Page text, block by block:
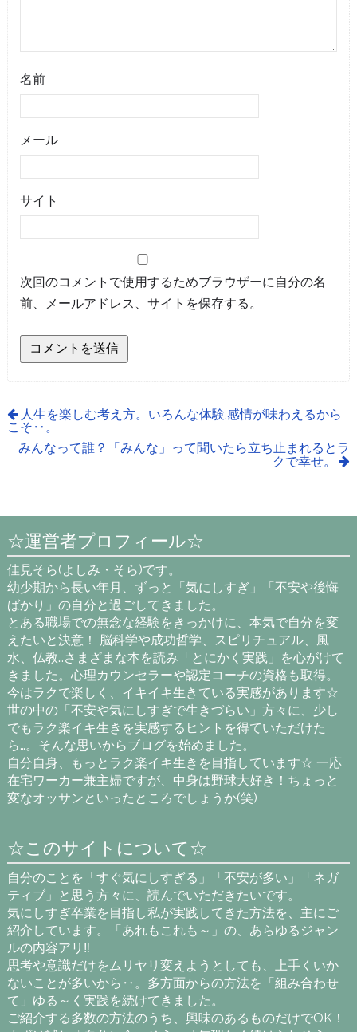
名前
メール
サイト
次回のコメントで使用するためブラウザーに自分の名
前、メールアドレス、サイトを保存する。
人生を楽しむ考え方。いろんな体験,感情が味わえるから
こそ‥。
みんなって誰？「みんな」って聞いたら立ち止まれるとラ
クで幸せ。
☆運営者プロフィール☆
佳見そら(よしみ・そら)です。
幼少期から長い年月、ずっと「気にしすぎ」「不安や後悔
ばかり」の自分と過ごしてきました。
とある職場での無念な経験をきっかけに、本気で自分を変
えたいと決意！ 脳科学や成功哲学、スピリチュアル、風
水、仏教…さまざまな本を読み「とにかく実践」を心がけて
きました。心理カウンセラーや認定コーチの資格も取得。
今はラクで楽しく、イキイキ生きている実感があります☆
世の中の「不安や気にしすぎで生きづらい」方々に、少し
でもラク楽イキ生きを実感するヒントを得ていただけた
ら…。そんな思いからブログを始めました。
自分自身、もっとラク楽イキ生きを目指しています☆ 一応
在宅ワーカー兼主婦ですが、中身は野球大好き！ちょっと
変なオッサンといったところでしょうか(笑)
☆このサイトについて☆
自分のことを「すぐ気にしすぎる」「不安が多い」「ネガ
ティブ」と思う方々に、読んでいただきたいです。
気にしすぎ卒業を目指し私が実践してきた方法を、主にご
紹介しています。「あれもこれも～」の、あらゆるジャン
ルの内容アリ‼
思考や意識だけをムリヤリ変えようとしても、上手くいか
ないことが多いから‥。多方面からの方法を「組み合わせ
て」ゆる～く実践を続けてきました。
ご紹介する多数の方法のうち、興味のあるものだけでOK！